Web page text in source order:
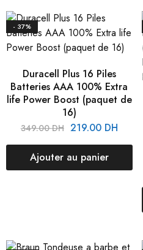
- 37%
Duracell Plus 16 Piles
Batteries AAA 100% Extra
life Power Boost (paquet de
16)
349.00DH 219.00 DH
Ajouter au panier